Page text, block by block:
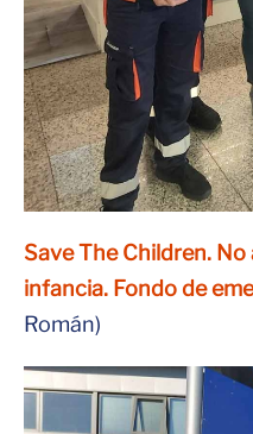
Save The Children.
infancia. Fondo de
Román)